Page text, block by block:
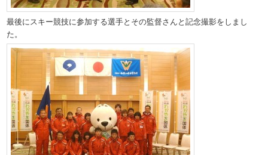
最後にスキー競技に参加する選手とその監督さんと記念撮影をしまし
た。